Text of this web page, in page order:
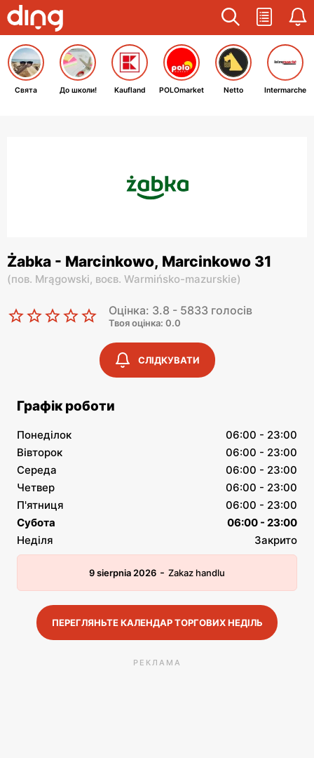
Свята До школи! Kaufland POLOmarket Netto Intermarche
Żabka - Marcinkowo, Marcinkowo 31
(пов. Mrągowski, воєв. Warmińsko-mazurskie)
Оцінка: 3.8 - 5833 голосів
Твоя оцінка: 0.0
СЛІДКУВАТИ
Графік роботи
Понеділок
06:00 - 23:00
Вівторок
06:00 - 23:00
Середа
06:00 - 23:00
Четвер
06:00 - 23:00
П'ятниця
06:00 - 23:00
Субота
06:00 - 23:00
Неділя
Закрито
9 sierpnia 2026 - Zakaz handlu
ПЕРЕГЛЯНЬТЕ КАЛЕНДАР ТОРГОВИХ НЕДІЛЬ
РЕКЛАМА